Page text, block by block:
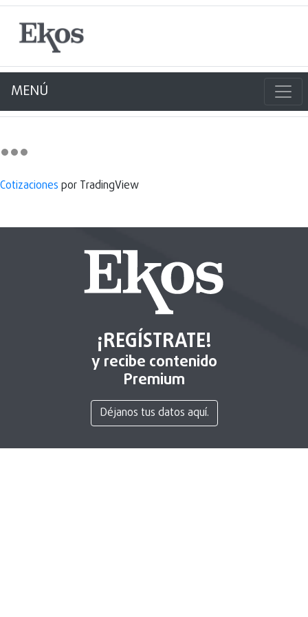
MENÚ
Cotizaciones por TradingView
¡REGÍSTRATE!
y recibe contenido
Premium
Déjanos tus datos aquí.